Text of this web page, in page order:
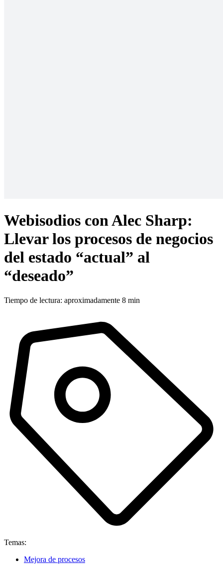
Webisodios con Alec Sharp:
Llevar los procesos de negocios
del estado “actual” al
“deseado”
Tiempo de lectura: aproximadamente 8 min
Temas:
Mejora de procesos